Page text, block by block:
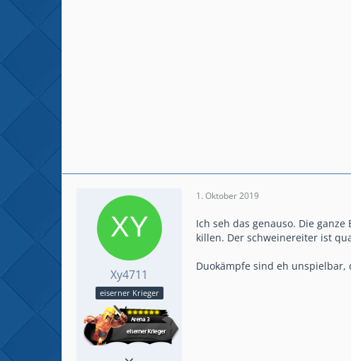
Xy4711
eiserner Krieger
1. Oktober 2019
Ich seh das genauso. Die
killen. Der schweinereiter ist
Duokämpfe sind eh